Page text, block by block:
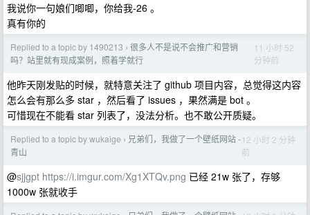
我说你一句娘们唧唧，你给我-26 。
真有你的
Replied to a topic by 1490213 › 很多人不是说不会推广和营销
吗？站里就有现成案例，照着学就行
11 小时 52
分钟前
他昨天刚发贴的时候，就特意关注了 github 项目内容，总觉得这内容
怎么会有那么多 star ，然后看了 issues ，果然满是 bot 。
可惜现在不能看 star 列表了，没法分析。也不敢公开质疑。
Replied to a topic by wukaige › 兄弟们，我做了一个壁纸网站 -
青山
12 小时 2 分钟
前
@sjjgpt https://i.imgur.com/Xg1XTQv.png 已经 21w 张了，存够
1000w 张就收手